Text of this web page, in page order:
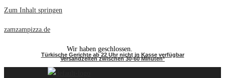
Zum Inhalt springen
zamzampizza.de
Wir haben geschlossen.
Türkische Gerichte ab 22 Uhr nicht in Kasse verfügbar
Versandzeiten zwischen 30-60 Minuten*